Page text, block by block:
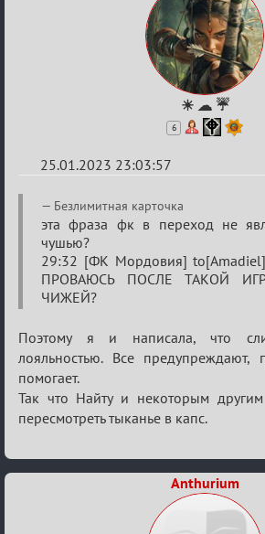
☀ ☁ ☔
6
25.01.2023 23:03:57
Re:
Обсуждение
«Justice»
Безлимитная карточка
эта фраза фк в переход не
чушью?
29:32 [ФК Мордовия]
ПРОВАЮСЬ ПОСЛЕ ТАКОЙ
ЧИЖЕЙ?
Поэтому я и написала, что
лояльностью. Все предупреждают,
помогает.
Так что Найту и некоторым
пересмотреть тыканье в капс.
Anthurium